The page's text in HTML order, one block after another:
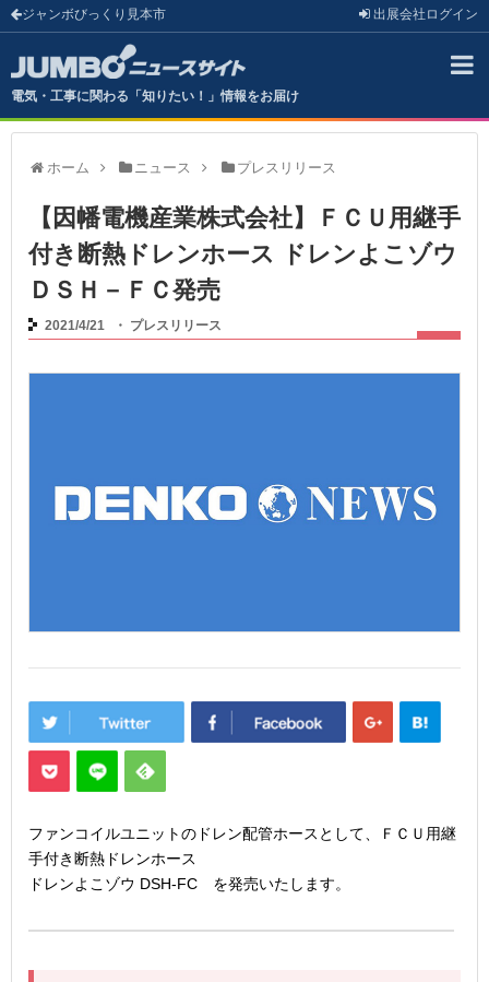
ジャンボびっくり見本市 出展会社 ログイン
電気・工事に関わる「知りたい！」情報をお届け
ホーム ニュース プレスリリース
【因幡電機産業株式会社】ＦＣＵ用継手
付き断熱ドレンホース ドレンよこゾウ
ＤＳＨ－ＦＣ発売
2021/4/21 ・ プレスリリース
ファンコイルユニットのドレン配管ホースとして、ＦＣＵ用継
手付き断熱ドレンホース
ドレンよこゾウ DSH-FC を発売いたします。